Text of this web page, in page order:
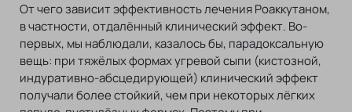
От чего зависит эффективность лечения Роаккутаном,
в частности, отдалённый клинический эффект. Во-
первых, мы наблюдали, казалось бы, парадоксальную
вещь: при тяжёлых формах угревой сыпи (кистозной,
индуративно-абсцедирующей) клинический эффект
получали более стойкий, чем при некоторых лёгких